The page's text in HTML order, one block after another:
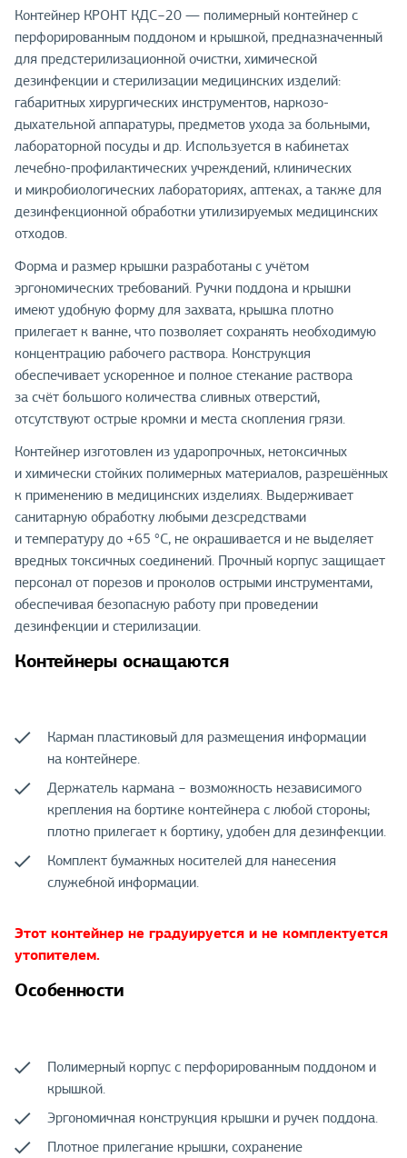
Контейнер КРОНТ КДС−20 — полимерный контейнер с
перфорированным поддоном и крышкой, предназначенный
для предстерилизационной очистки, химической
дезинфекции и стерилизации медицинских изделий:
габаритных хирургических инструментов, наркозо-
дыхательной аппаратуры, предметов ухода за больными,
лабораторной посуды и др. Используется в кабинетах
лечебно-профилактических учреждений, клинических
и микробиологических лабораториях, аптеках, а также для
дезинфекционной обработки утилизируемых медицинских
отходов.
Форма и размер крышки разработаны с учётом
эргономических требований. Ручки поддона и крышки
имеют удобную форму для захвата, крышка плотно
прилегает к ванне, что позволяет сохранять необходимую
концентрацию рабочего раствора. Конструкция
обеспечивает ускоренное и полное стекание раствора
за счёт большого количества сливных отверстий,
отсутствуют острые кромки и места скопления грязи.
Контейнер изготовлен из ударопрочных, нетоксичных
и химически стойких полимерных материалов, разрешённых
к применению в медицинских изделиях. Выдерживает
санитарную обработку любыми дезсредствами
и температуру до +65 °С, не окрашивается и не выделяет
вредных токсичных соединений. Прочный корпус защищает
персонал от порезов и проколов острыми инструментами,
обеспечивая безопасную работу при проведении
дезинфекции и стерилизации.
Контейнеры оснащаются
Карман пластиковый для размещения информации
на контейнере.
Держатель кармана − возможность независимого
крепления на бортике контейнера с любой стороны;
плотно прилегает к бортику, удобен для дезинфекции.
Комплект бумажных носителей для нанесения
служебной информации.
Этот контейнер не градуируется и не комплектуется
утопителем.
Особенности
Полимерный корпус с перфорированным поддоном и
крышкой.
Эргономичная конструкция крышки и ручек поддона.
Плотное прилегание крышки, сохранение